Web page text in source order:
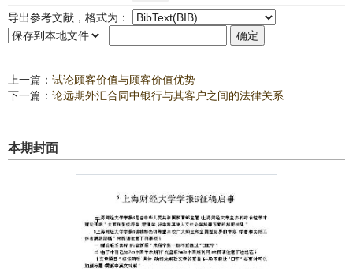
导出参考文献，格式为：
上一篇： 试论顾客价值与顾客价值优势
下一篇： 论远期外汇合同中银行与其客户之间的法律关系
本期封面